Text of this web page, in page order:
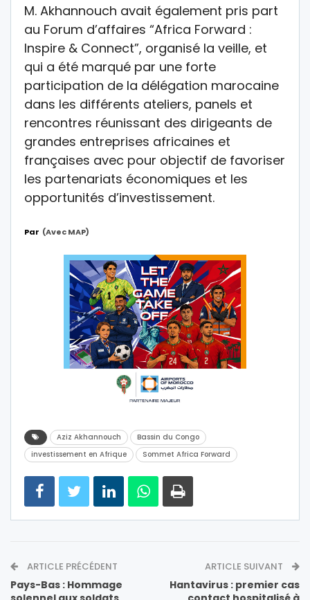
M. Akhannouch avait également pris part
au Forum d’affaires “Africa Forward :
Inspire & Connect”, organisé la veille, et
qui a été marqué par une forte
participation de la délégation marocaine
dans les différents ateliers, panels et
rencontres réunissant des dirigeants de
grandes entreprises africaines et
françaises avec pour objectif de favoriser
les partenariats économiques et les
opportunités d’investissement.
Par (avec MAP)
Aziz Akhannouch
Bassin du Congo
investissement en Afrique
Sommet Africa Forward
ARTICLE PRÉCÉDENT
Pays-Bas : Hommage
ARTICLE SUIVANT
Hantavirus : premier cas